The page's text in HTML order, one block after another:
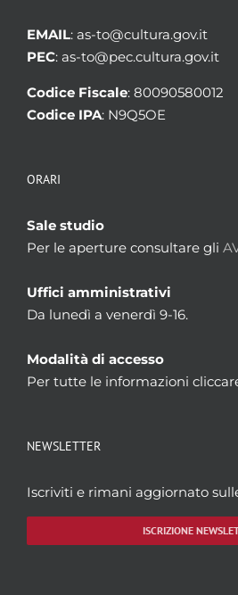
EMAIL: as-to@cultura.gov.it
PEC: as-to@pec.cultura.gov.it
Codice Fiscale: 80090580012
Codice IPA: N9Q5OE
ORARI
Sale studio
Per le aperture consultare gli
Uffici amministrativi
Da lunedì a venerdì 9-16.
Modalità di accesso
Per tutte le informazioni
NEWSLETTER
Iscriviti e rimani aggiornato
ISCRIZIONE